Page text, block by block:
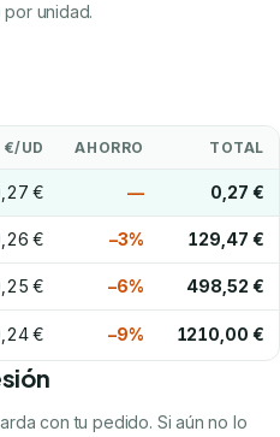
unidad.
€/UD AHORRO TOTAL
€ — 0,27 €
€ −3% 129,47 €
€ −6% 498,52 €
€ −9% 1210,00 €
con tu pedido. Si aún no lo